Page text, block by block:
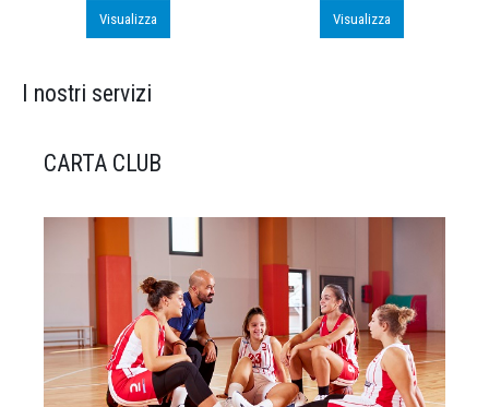
Visualizza Visualizza
I nostri servizi
CARTA CLUB